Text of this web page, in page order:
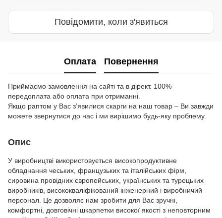
Повідомити, коли з'явиться
Оплата Повернення
Приймаємо замовлення на сайті та в дірект. 100%
передоплата або оплата при отриманні.
Якщо раптом у Вас з’явилися скарги на наш товар – Ви завжди
можете звернутися до нас і ми вирішимо будь-яку проблему.
Опис
У виробництві використовується високопродуктивне
обладнання чеських, французьких та італійських фірм,
сировина провідних європейських, українських та турецьких
виробників, висококваліфікований інженерний і виробничий
персонал. Це дозволяє нам зробити для Вас зручні,
комфортні, довговічні шкарпетки високої якості з неповторним